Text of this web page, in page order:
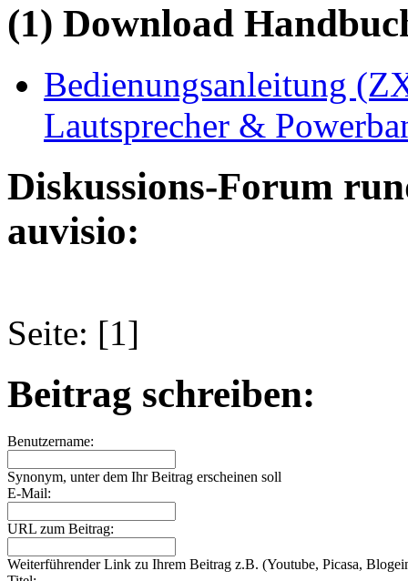
(1) Download
Bedienungsanleitung
Lautsprecher &
Diskussions-Forum
auvisio:
Seite: [1]
Beitrag schreiben:
Benutzername:
Synonym, unter dem Ihr Beitrag erscheinen soll
E-Mail:
URL zum Beitrag:
Weiterführender Link zu Ihrem Beitrag z.B. (Youtube, Picasa,